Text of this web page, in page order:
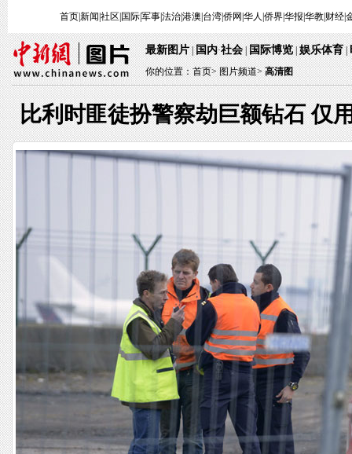
首页|新闻 社区 国际|军事|法治|港澳 台湾|侨网 华人 侨界|华报 华教| 财经|
最新图片|国内·社会|国际博览|娱乐体育|
你的位置：首页>图片频道> 高清图
比利时匪徒扮警察劫巨额钻石 仅